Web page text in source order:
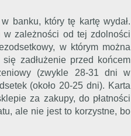
banku, który tę kartę wydał.
w zależności od tej zdolności
w którym można
zadłużenie przed końcem
(zwykle 28-31 dni w
(około 20-25 dni). Karta
za zakupy, do płatności
ale nie jest to korzystne, bo